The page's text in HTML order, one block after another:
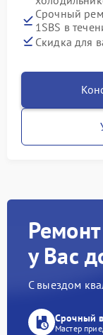
Срочный
1SBS в
Скидка для
у Вас
С выездом
Срочный
Мастер